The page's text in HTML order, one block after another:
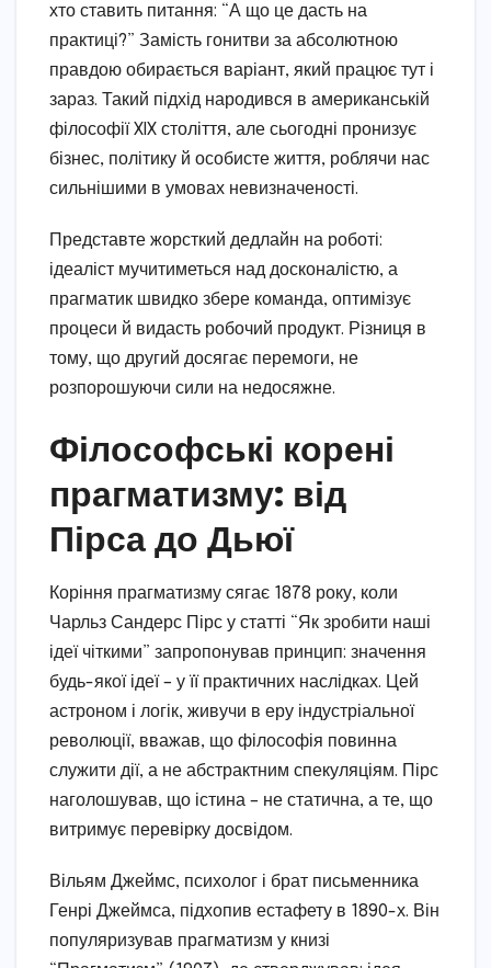
хто ставить питання: “А що це дасть на
практиці?” Замість гонитви за абсолютною
правдою обирається варіант, який працює тут і
зараз. Такий підхід народився в американській
філософії XIX століття, але сьогодні пронизує
бізнес, політику й особисте життя, роблячи нас
сильнішими в умовах невизначеності.
Представте жорсткий дедлайн на роботі:
ідеаліст мучитиметься над досконалістю, а
прагматик швидко збере команда, оптимізує
процеси й видасть робочий продукт. Різниця в
тому, що другий досягає перемоги, не
розпорошуючи сили на недосяжне.
Філософські корені
прагматизму: від
Пірса до Дьюї
Коріння прагматизму сягає 1878 року, коли
Чарльз Сандерс Пірс у статті “Як зробити наші
ідеї чіткими” запропонував принцип: значення
будь-якої ідеї – у її практичних наслідках. Цей
астроном і логік, живучи в еру індустріальної
революції, вважав, що філософія повинна
служити дії, а не абстрактним спекуляціям. Пірс
наголошував, що істина – не статична, а те, що
витримує перевірку досвідом.
Вільям Джеймс, психолог і брат письменника
Генрі Джеймса, підхопив естафету в 1890-х. Він
популяризував прагматизм у книзі